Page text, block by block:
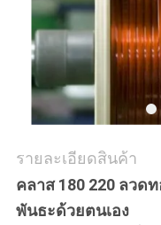
PRIVACY
POLICY
รายละเอียดสินค้า
คลาส 180 220 ลวด
พันธะด้วยตนเอง